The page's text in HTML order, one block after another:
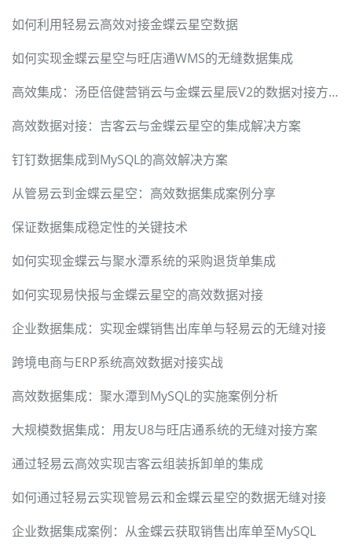
如何利用轻易云高效对接金蝶云星空数据
如何实现金蝶云星空与旺店通WMS的无缝数据集成
高效集成：汤臣倍健营销云与金蝶云星辰V2的数据对接方案
高效数据对接：吉客云与金蝶云星空的集成解决方案
钉钉数据集成到MySQL的高效解决方案
从管易云到金蝶云星空：高效数据集成案例分享
保证数据集成稳定性的关键技术
如何实现金蝶云与聚水潭系统的采购退货单集成
如何实现易快报与金蝶云星空的高效数据对接
企业数据集成：实现金蝶销售出库单与轻易云的无缝对接
跨境电商与ERP系统高效数据对接实战
高效数据集成：聚水潭到MySQL的实施案例分析
大规模数据集成：用友U8与旺店通系统的无缝对接方案
通过轻易云高效实现吉客云组装拆卸单的集成
如何通过轻易云实现管易云和金蝶云星空的数据无缝对接
企业数据集成案例：从金蝶云获取销售出库单至MySQL